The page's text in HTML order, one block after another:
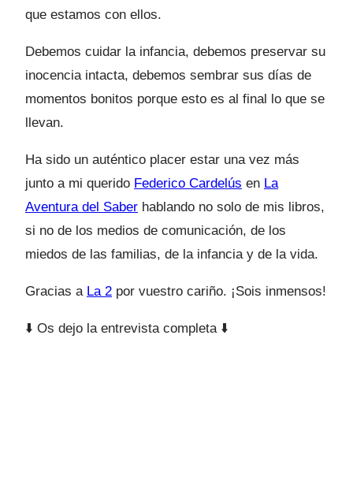
que estamos con ellos.
Debemos cuidar la infancia, debemos preservar su
inocencia intacta, debemos sembrar sus días de
momentos bonitos porque esto es al final lo que se
llevan.
Ha sido un auténtico placer estar una vez más
junto a mi querido Federico Cardelús en La
Aventura del Saber hablando no solo de mis libros,
si no de los medios de comunicación, de los
miedos de las familias, de la infancia y de la vida.
Gracias a La 2 por vuestro cariño. ¡Sois inmensos!
⬇️ Os dejo la entrevista completa ⬇️